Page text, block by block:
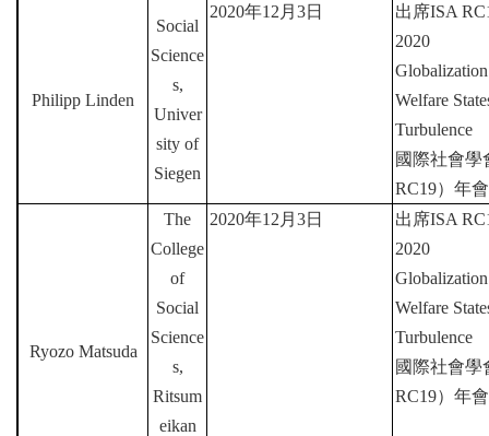
Philipp Linden
Social
Science
s,
Univer
sity of
Siegen
2020年12 月 3日 出席ISA
2020
Welfare
Turbulence
國際社會學
RC19）年會
Ryozo Matsuda
The
College
of
Social
Science
s,
Ritsum
eikan
2020年12 月 3日 出席ISA
2020
Welfare
Turbulence
國際社會學
RC19）年會